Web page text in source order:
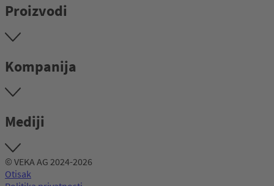
Proizvodi
Kompanija
Mediji
© VEKA AG 2024-2026
Otisak